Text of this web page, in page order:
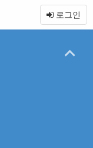
로그인